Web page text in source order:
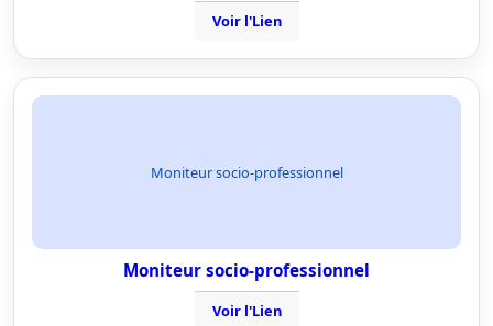
Voir l'Lien
Moniteur socio-professionnel
Moniteur socio-professionnel
Voir l'Lien